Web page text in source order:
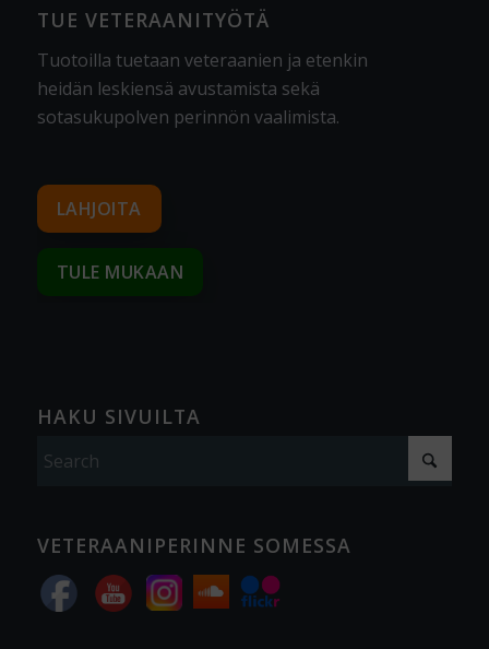
TUE VETERAANITYÖTÄ
Tuotoilla tuetaan veteraanien ja etenkin
heidän leskiensä avustamista sekä
sotasukupolven perinnön vaalimista.
LAHJOITA
TULE MUKAAN
HAKU SIVUILTA
VETERAANIPERINNE SOMESSA